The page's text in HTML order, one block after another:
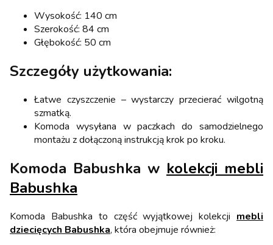
Wysokość: 140 cm
Szerokość: 84 cm
Głębokość: 50 cm
Szczegóły użytkowania:
Łatwe czyszczenie – wystarczy przecierać wilgotną
szmatką.
Komoda wysyłana w paczkach do samodzielnego
montażu z dołączoną instrukcją krok po kroku.
Komoda Babushka w kolekcji mebli
Babushka
Komoda Babushka to część wyjątkowej kolekcji mebli
dziecięcych Babushka, która obejmuje również: